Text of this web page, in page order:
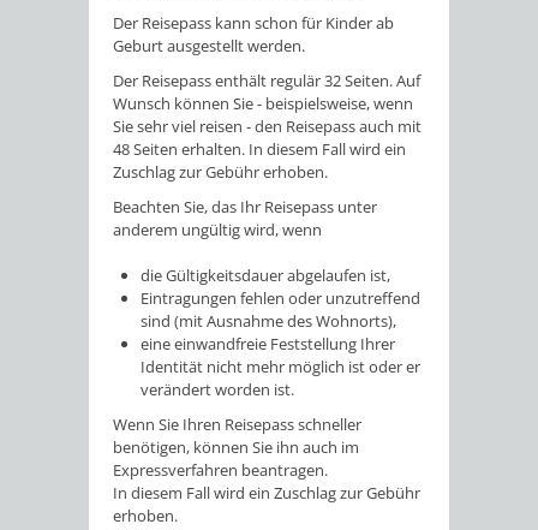
Der Reisepass kann schon für Kinder ab
Geburt ausgestellt werden.
Der Reisepass enthält regulär 32 Seiten. Auf
Wunsch können Sie - beispielsweise, wenn
Sie sehr viel reisen - den Reisepass auch mit
48 Seiten erhalten. In diesem Fall wird ein
Zuschlag zur Gebühr erhoben.
Beachten Sie, das Ihr Reisepass unter
anderem ungültig wird, wenn
die Gültigkeitsdauer abgelaufen ist,
Eintragungen fehlen oder unzutreffend
sind (mit Ausnahme des Wohnorts),
eine einwandfreie Feststellung Ihrer
Identität nicht mehr möglich ist oder er
verändert worden ist.
Wenn Sie Ihren Reisepass schneller
benötigen, können Sie ihn auch im
Expressverfahren beantragen.
In diesem Fall wird ein Zuschlag zur Gebühr
erhoben.